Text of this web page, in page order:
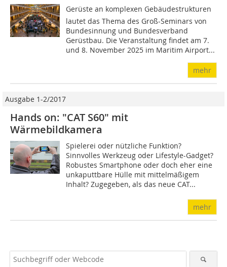
Gerüste an komplexen Gebäudestrukturen
lautet das Thema des Groß-Seminars von
Bundesinnung und Bundesverband
Gerüstbau. Die Veranstaltung findet am 7.
und 8. November 2025 im Maritim Airport...
mehr
Ausgabe 1-2/2017
Hands on: "CAT S60" mit
Wärmebildkamera
Spielerei oder nützliche Funktion?
Sinnvolles Werkzeug oder Lifestyle-Gadget?
Robustes Smartphone oder doch eher eine
unkaputtbare Hülle mit mittelmäßigem
Inhalt? Zugegeben, als das neue CAT...
mehr